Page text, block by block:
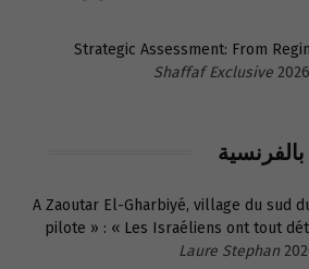
Strategic Assessment: From
Shaffaf Exclusive
A Zaoutar El-Gharbiyé, village du sud
pilote » : « Les Israéliens ont tout
Laure Stephan